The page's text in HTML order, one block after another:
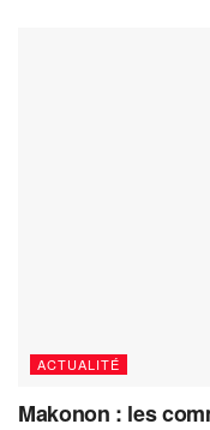
ACTUALITÉ
Makonon : les